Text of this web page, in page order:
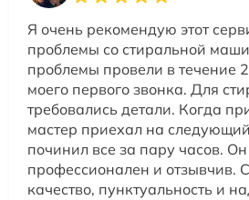
Я очень рекомендую этот
проблемы со стиральной
проблемы провели в течение
моего первого звонка. Для
требовались детали. Когда
мастер приехал на
починил все за пару часов.
профессионален и отзывчив.
качество, пунктуальность и